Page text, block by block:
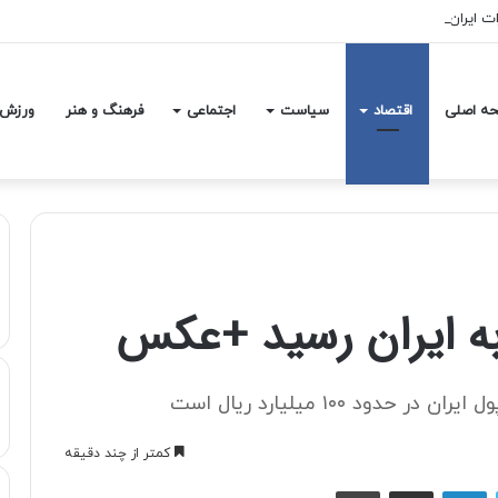
اصلی اقتصاد سیاست اجتماعی فرهنگ و هنر ورزش
میلیارد ریال است
کمتر از چند دقیقه
لینکداین